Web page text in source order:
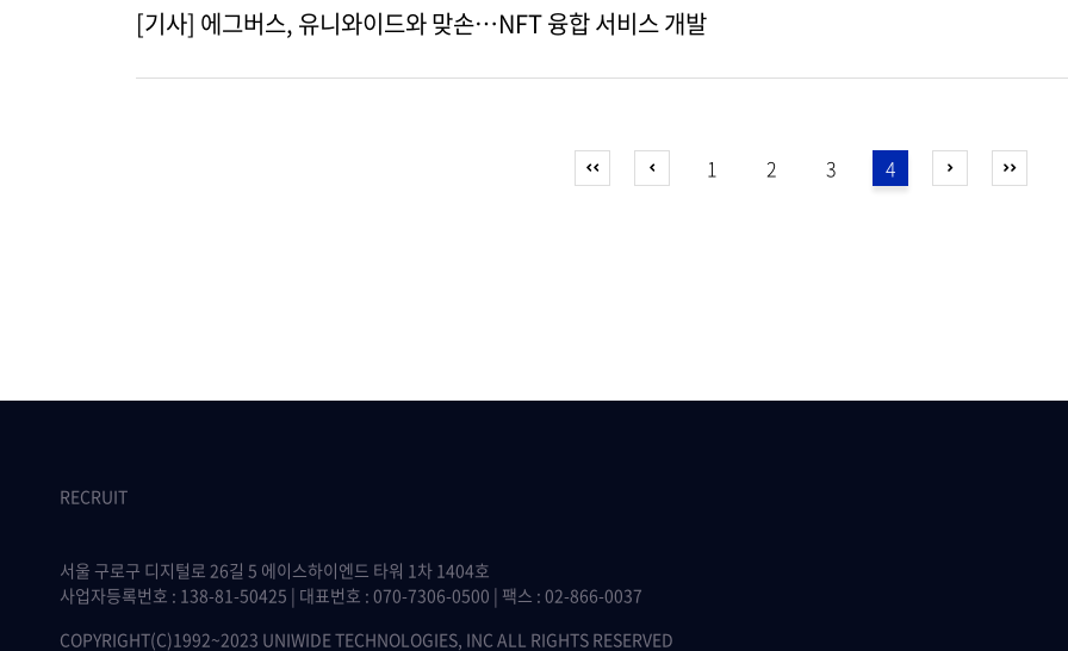
[기사] 에그버스, 유니와이드와 맞손…NFT 융합 서비스 개발
1 2 3 4
RECRUIT
서울 구로구 디지털로 26길 5 에이스하이엔드 타워 1차 1404호
사업자등록번호 : 138-81-50425 | 대표번호 : 070-7306-0500 | 팩스 : 02-866-0037
COPYRIGHT(C)1992~2023 UNIWIDE TECHNOLOGIES, INC ALL RIGHTS RESERVED